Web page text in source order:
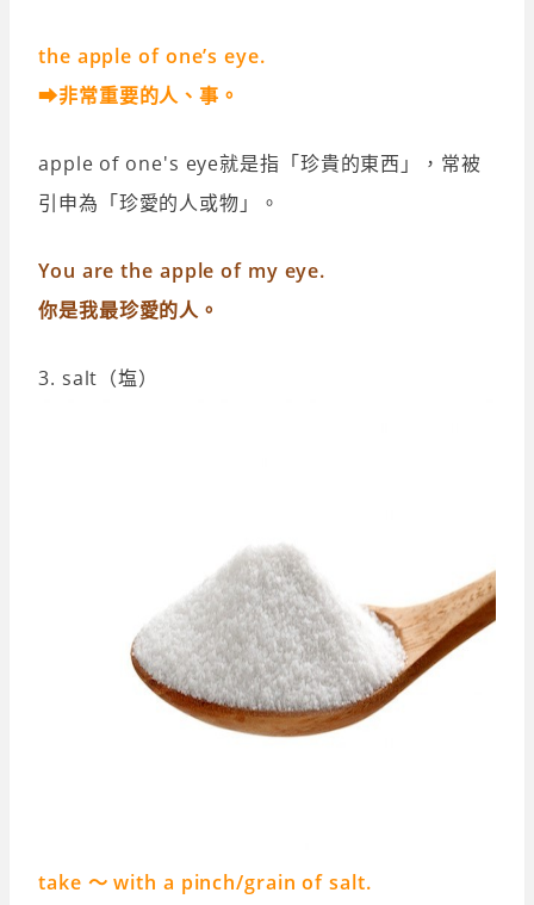
the apple of one’s eye.
➡非常重要的人、事。
apple of one's eye就是指「珍貴的東西」，常被
引申為「珍愛的人或物」。
You are the apple of my eye.
你是我最珍愛的人。
3. salt（塩）
take 〜 with a pinch/grain of salt.